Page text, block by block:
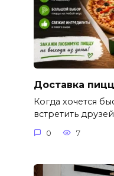
Доставка
Когда хочется
встретить друзей
0 7